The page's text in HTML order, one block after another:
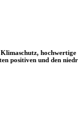
positiven und den